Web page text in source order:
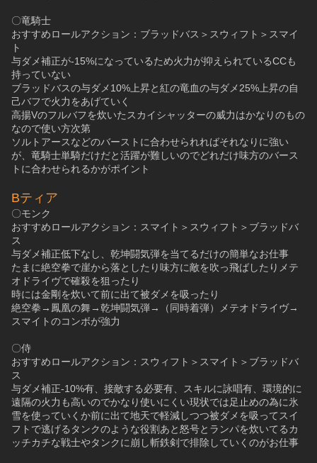
〇竜騎士
おすすめロールアクション：ブラッドバス＞スウィフト＞スマイ
ト
与ダメ補正が-15%になっているため火力が抑えられているCCも
持っていない
ブラッドバスの与ダメ10%上昇と紅の竜血の与ダメ25%上昇の自
己バフで火力をあげていく
高揚Vのフルバフを炊いたスカイシャッターの威力はかなりのもの
なので使い方次第
ソルトアースなどのバーストに合わせられればそれなりに強い
が、竜騎士単騎だけだと活躍が難しいのでどれだけ味方のバース
トに合わせられるかがポイント
Bティア
〇モンク
おすすめロールアクション：スマイト＞スウィフト＞ブラッドバ
ス
与ダメ補正低下なし、乾坤闘気弾を当てるだけの簡単なお仕事
たまに絶空拳で崖から落としたり味方に敵を吹っ飛ばしたりメテ
オドライヴで確殺を狙ったり
時には金剛を炊いて前に出て被ダメを吸ったり
絶空拳→鳳凰の舞→乾坤闘気弾→（同時着弾）メテオドライヴ→
スマイトのコンボが強力
〇侍
おすすめロールアクション：スウィフト＞スマイト＞ブラッドバ
ス
与ダメ補正-10%有、接敵する必要有、スキルに詠唱有、環境的に
遠隔の火力も高いのでかなり使いにくい現状では足止めの為に氷
雪を使っていくか前に出て地天で軽減しつつ被ダメを吸ってスイ
フトで逃げるタンクのような役割あと怒号とランパを炊いてるカ
ッチカチな戦士やタンクに崩し斬鉄剣で排除していくのがお仕事